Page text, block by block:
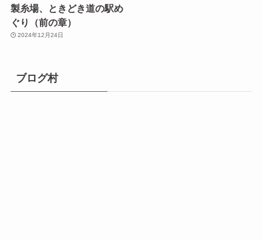
製糸場、ときどき道の駅め
ぐり（前の章）
2024年12月24日
ブログ村